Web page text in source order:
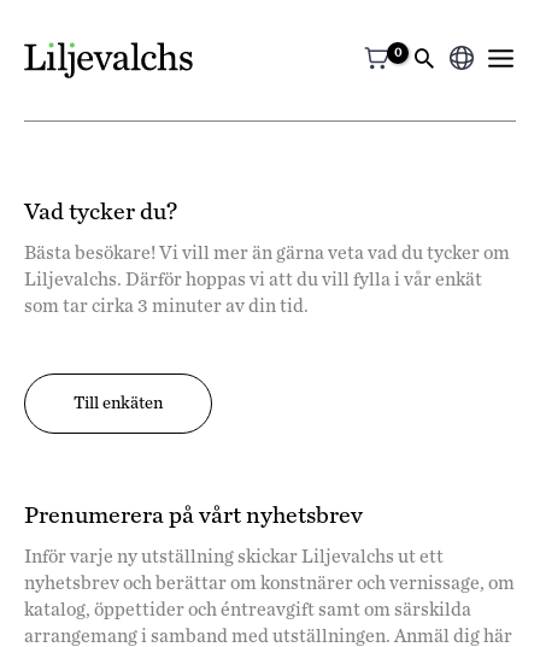
Välj
ett
Vad tycker du?
Bästa besökare! Vi vill mer än gärna veta vad du tycker om
Liljevalchs. Därför hoppas vi att du vill fylla i vår enkät
som tar cirka 3 minuter av din tid.
Till enkäten
Prenumerera på vårt nyhetsbrev
Inför varje ny utställning skickar Liljevalchs ut ett
nyhetsbrev och berättar om konstnärer och vernissage, om
katalog, öppettider och éntreavgift samt om särskilda
arrangemang i samband med utställningen. Anmäl dig här